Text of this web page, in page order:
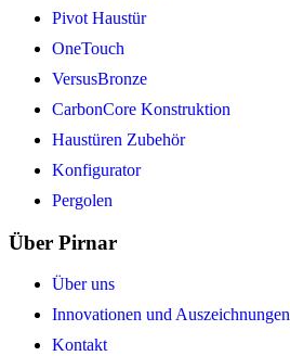
Pivot Haustür
OneTouch
VersusBronze
CarbonCore Konstruktion
Haustüren Zubehör
Konfigurator
Pergolen
Über Pirnar
Über uns
Innovationen und Auszeichnungen
Kontakt